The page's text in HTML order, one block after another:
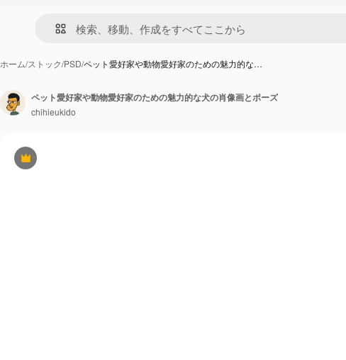
ホーム/ストック/PSD/ペット愛好家や動物愛好家のための魅力的な…
Premium
ペット愛好家や動物愛好家のための魅力的な犬の肖像画とポーズ
chihieukido